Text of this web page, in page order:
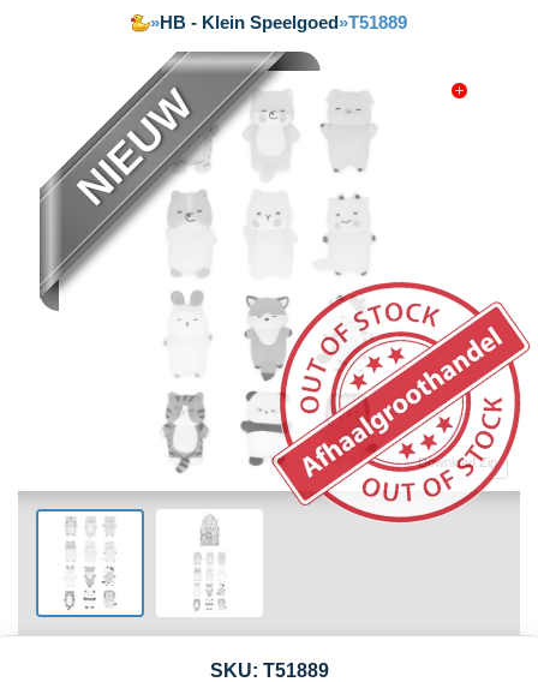
»HB - Klein Speelgoed»T51889
NIEUW
Download Zip
SKU: T51889